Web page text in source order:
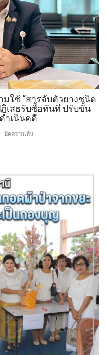
อุดรธานี
2569
เปิด
พื้นที่
ศรัทธา
คู่
ขนาน
มหกรรม
พืช
สวน
มใช้ “สารจับตัวยางชนิด
ฏิเสธรับซื้อทันที ปรับขั้น
ำเนินคดี
ปิดความเห็น
ยางพารา!
ห้าม
ใช้
“สาร
จับ
ตัว
ยาง
ชนิด
ผง-
ผงขาว”
โรงงาน
ประกาศ
ปฏิเสธ
รับ
ซื้อ